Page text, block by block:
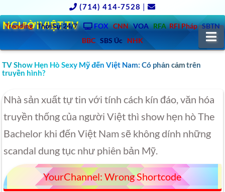
(714) 414-7528 |
Trending ThờiSự 24/7 FOX CNN VOA RFA RFI Pháp SBTN
BBC SBS Úc NHK
NGƯỜIVIỆT.TV
TV Show Hẹn Hò Sexy Mỹ đến Việt Nam: Có phản cảm trên
truyền hình?
Nhà sản xuất tự tin với tính cách kín đáo, văn hóa
truyền thống của người Việt thì show hẹn hò The
Bachelor khi đến Việt Nam sẽ không dính những
scandal dung tục như phiên bản Mỹ.
YourChannel: Wrong Shortcode